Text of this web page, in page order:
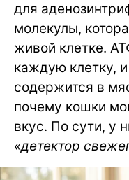
для
молекулы,
живой клетке.
каждую клетку,
содержится в
почему кошки
вкус. По сути, у
«детектор